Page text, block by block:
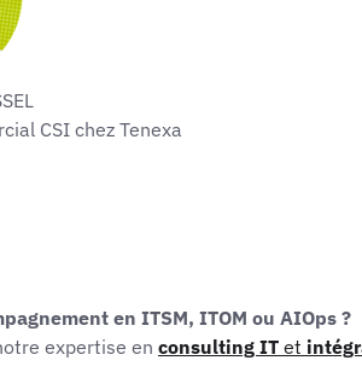
CSI chez Tenexa
en ITSM, ITOM ou AIOps ?
expertise en consulting IT et